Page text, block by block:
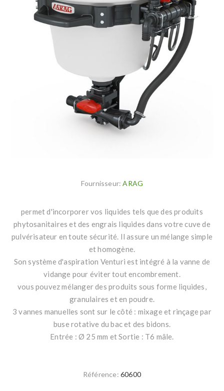
Fournisseur: ARAG
permet d'incorporer vos liquides tels que des produits
phytosanitaires et des engrais liquides dans votre cuve de
pulvérisateur en toute sécurité. Il assure un mélange simple
et homogène.
Son système d'aspiration Venturi est intégré à la vanne de
vidange pour éviter tout encombrement.
vous pouvez mélanger des produits sous forme liquides,
granulaires et en poudre.
3 vannes manuelles sont sur le côté : mixage et rinçage par
buse rotative du bac et des bidons.
Entrée : Ø 25 mm et Sortie : T6 mâle.
Référence: 60600